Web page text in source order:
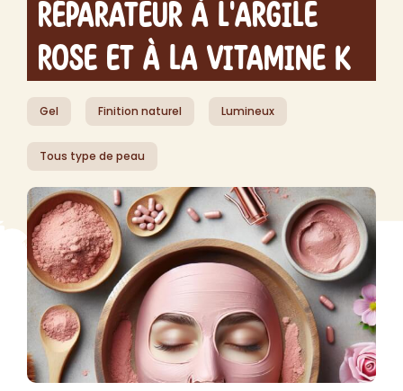
Réparateur à l'Argile
Rose et à la Vitamine K
Gel Finition naturel Lumineux
Tous type de peau